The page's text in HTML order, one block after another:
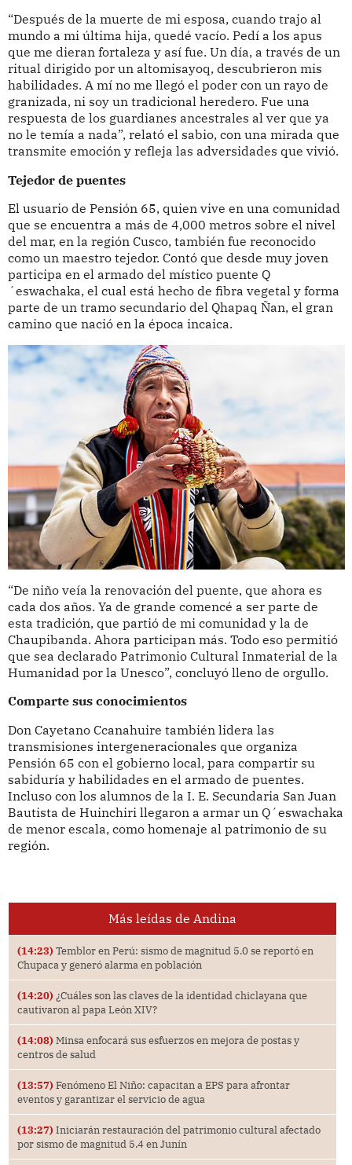
“Después de la muerte de mi esposa, cuando trajo al
mundo a mi última hija, quedé vacío. Pedí a los apus
que me dieran fortaleza y así fue. Un día, a través de un
ritual dirigido por un altomisayoq, descubrieron mis
habilidades. A mí no me llegó el poder con un rayo de
granizada, ni soy un tradicional heredero. Fue una
respuesta de los guardianes ancestrales al ver que ya
no le temía a nada”, relató el sabio, con una mirada que
transmite emoción y refleja las adversidades que vivió.
Tejedor de puentes
El usuario de Pensión 65, quien vive en una comunidad
que se encuentra a más de 4,000 metros sobre el nivel
del mar, en la región Cusco, también fue reconocido
como un maestro tejedor. Contó que desde muy joven
participa en el armado del místico puente Q
´eswachaka, el cual está hecho de fibra vegetal y forma
parte de un tramo secundario del Qhapaq Ñan, el gran
camino que nació en la época incaica.
“De niño veía la renovación del puente, que ahora es
cada dos años. Ya de grande comencé a ser parte de
esta tradición, que partió de mi comunidad y la de
Chaupibanda. Ahora participan más. Todo eso permitió
que sea declarado Patrimonio Cultural Inmaterial de la
Humanidad por la Unesco”, concluyó lleno de orgullo.
Comparte sus conocimientos
Don Cayetano Ccanahuire también lidera las
transmisiones intergeneracionales que organiza
Pensión 65 con el gobierno local, para compartir su
sabiduría y habilidades en el armado de puentes.
Incluso con los alumnos de la I. E. Secundaria San Juan
Bautista de Huinchiri llegaron a armar un Q´eswachaka
de menor escala, como homenaje al patrimonio de su
región.
Más leídas de Andina
(14:23) Temblor en Perú: sismo de magnitud 5.0 se reportó en
Chupaca y generó alarma en población
(14:20) ¿Cuáles son las claves de la identidad chiclayana que
cautivaron al papa León XIV?
(14:08) Minsa enfocará sus esfuerzos en mejora de postas y
centros de salud
(13:57) Fenómeno El Niño: capacitan a EPS para afrontar
eventos y garantizar el servicio de agua
(13:27) Iniciarán restauración del patrimonio cultural afectado
por sismo de magnitud 5.4 en Junín